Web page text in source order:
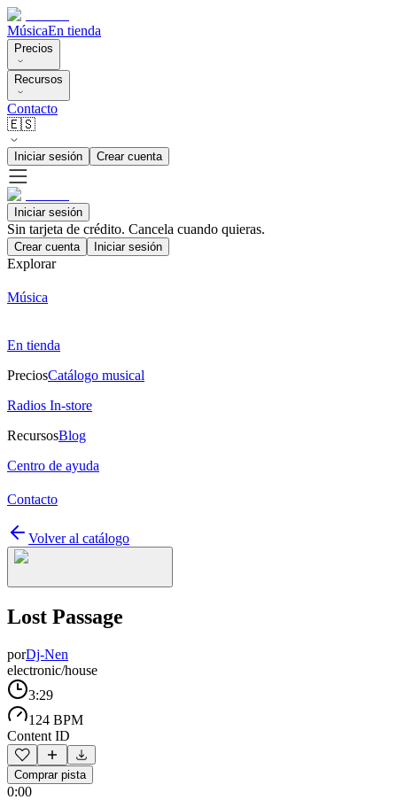
MúsicaEn tienda
Precios
Recursos
Contacto
🇪🇸
Iniciar sesión Crear cuenta
Iniciar sesión
Sin tarjeta de crédito. Cancela cuando quieras.
Crear cuenta Iniciar sesión
Explorar
Música
En tienda
PreciosCatálogo musical
Radios In-store
RecursosBlog
Centro de ayuda
Contacto
Volver al catálogo
Lost Passage
porDj-Nen
electronic/house
3:29
124 BPM
Content ID
Comprar pista
0:00